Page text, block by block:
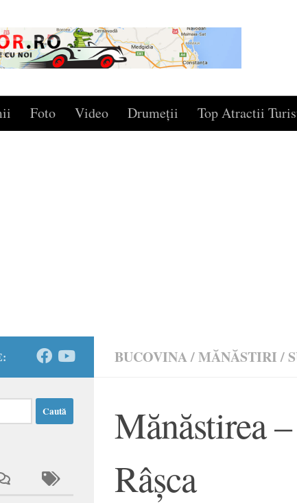
Foto Video Drumeţii Top Atractii
BUCOVINA/MĂNĂSTIRI /
Mănăstirea
Râșca